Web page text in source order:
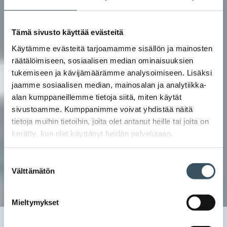
Tämä sivusto käyttää evästeitä
Käytämme evästeitä tarjoamamme sisällön ja mainosten
räätälöimiseen, sosiaalisen median ominaisuuksien
tukemiseen ja kävijämäärämme analysoimiseen. Lisäksi
jaamme sosiaalisen median, mainosalan ja analytiikka-
alan kumppaneillemme tietoja siitä, miten käytät
sivustoamme. Kumppanimme voivat yhdistää näitä
tietoja muihin tietoihin, joita olet antanut heille tai joita on
kerätty, kun olet käyttänyt heidän palvelujaan.
valinta
Välttämätön
Mieltymykset